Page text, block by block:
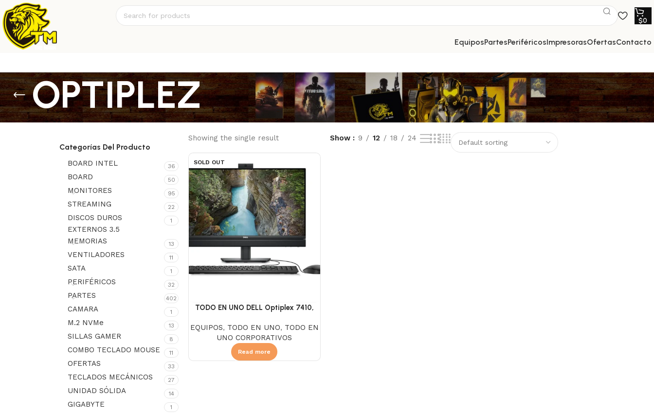
$0
equipos partes periféricos impresoras ofertas contacto
OPTIPLEZ
Categorías Del Producto
BOARD INTEL 36
BOARD 50
MONITORES 95
STREAMING 22
DISCOS DUROS
EXTERNOS 3.5
1
MEMORIAS 13
VENTILADORES 11
SATA 1
PERIFÉRICOS 32
PARTES 402
CAMARA 1
M.2 NVMe 13
SILLAS GAMER 8
COMBO TECLADO MOUSE 11
OFERTAS 33
TECLADOS MECÁNICOS 27
UNIDAD SÓLIDA 14
GIGABYTE 1
Showing the single result Show 9 12 18 24
SOLD OUT
TODO EN UNO DELL Optiplex 7410,
DDR4 8GB, NO DVD, Pantalla 23.8″
FHD, Windows 11 Pro, Black
EQUIPOS, TODO EN UNO, TODO EN
UNO CORPORATIVOS
Read more